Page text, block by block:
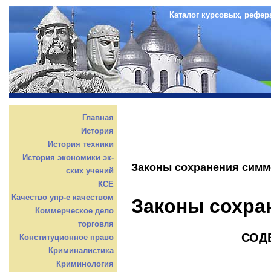
Каталог курсовых,
Главная
История
История техники
История экономики эк-
ских учений
КСЕ
Качество упр-е качеством
Коммерческое дело
торговля
Конституционное право
Криминалистика
Криминология
Законы сохранения
Законы